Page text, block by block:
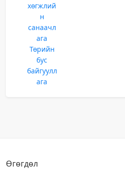
хөгжлий
н
санаачл
ага
Төрийн
бус
байгуулл
ага
Өгөгдөл